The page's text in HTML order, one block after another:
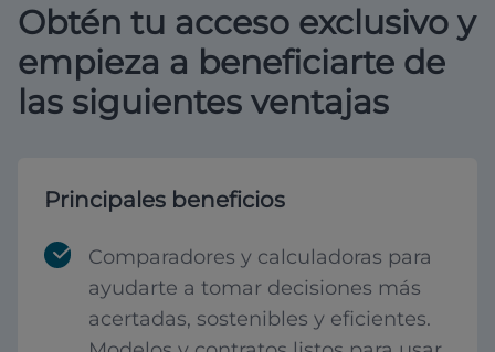
Obtén tu acceso exclusivo y
empieza a beneficiarte de
las siguientes ventajas
Principales beneficios
Comparadores y calculadoras para
ayudarte a tomar decisiones más
acertadas, sostenibles y eficientes.